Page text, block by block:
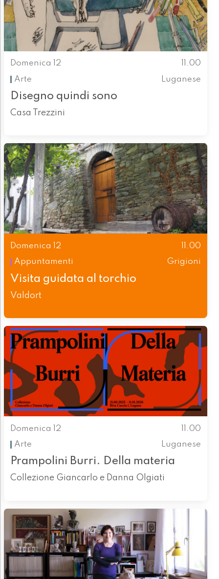
Domenica 12
11.00
Arte
Luganese
Disegno quindi sono
Casa Trezzini
Domenica 12
11.00
Appuntamenti
Grigioni
Visita guidata al torchio
Valdort
Domenica 12
11.00
Arte
Luganese
Prampolini Burri. Della materia
Collezione Giancarlo e Danna Olgiati